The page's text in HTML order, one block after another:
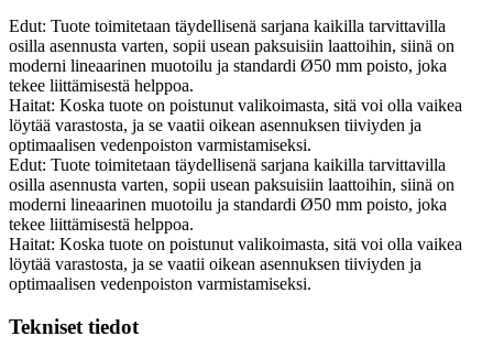
Edut: Tuote toimitetaan täydellisenä sarjana kaikilla tarvittavilla
osilla asennusta varten, sopii usean paksuisiin laattoihin, siinä on
moderni lineaarinen muotoilu ja standardi Ø50 mm poisto, joka
tekee liittämisestä helppoa.
Haitat: Koska tuote on poistunut valikoimasta, sitä voi olla vaikea
löytää varastosta, ja se vaatii oikean asennuksen tiiviyden ja
optimaalisen vedenpoiston varmistamiseksi.
Edut: Tuote toimitetaan täydellisenä sarjana kaikilla tarvittavilla
osilla asennusta varten, sopii usean paksuisiin laattoihin, siinä on
moderni lineaarinen muotoilu ja standardi Ø50 mm poisto, joka
tekee liittämisestä helppoa.
Haitat: Koska tuote on poistunut valikoimasta, sitä voi olla vaikea
löytää varastosta, ja se vaatii oikean asennuksen tiiviyden ja
optimaalisen vedenpoiston varmistamiseksi.
Tekniset tiedot